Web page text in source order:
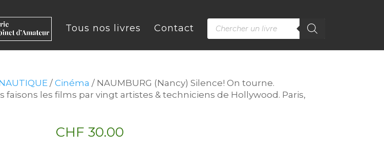
Tous nos livres Contact
Recherche
de
produits
/Cinéma / NAUMBURG (Nancy) Silence! On tourne.
faisons les films par vingt artistes & techniciens de Hollywood. Paris,
CHF 30.00